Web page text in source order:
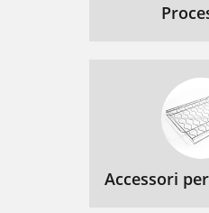
Accessori